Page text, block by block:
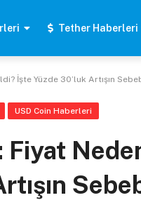
Tether Haberleri
İşte Yüzde 30’luk Artışın
USD Coin Haberleri